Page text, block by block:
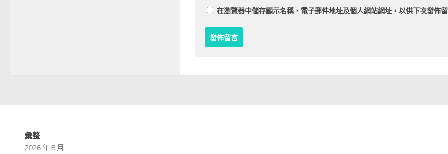
在瀏覽器中儲存顯示名稱、電子郵件地址及個人網站網址，以供下次發佈
彙整
2026 年 8 月